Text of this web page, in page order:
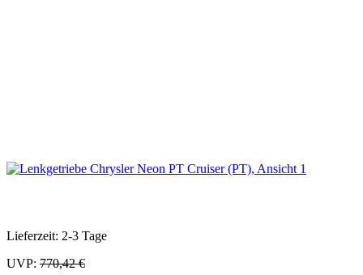
Lieferzeit: 2-3 Tage
UVP: 770,42 €